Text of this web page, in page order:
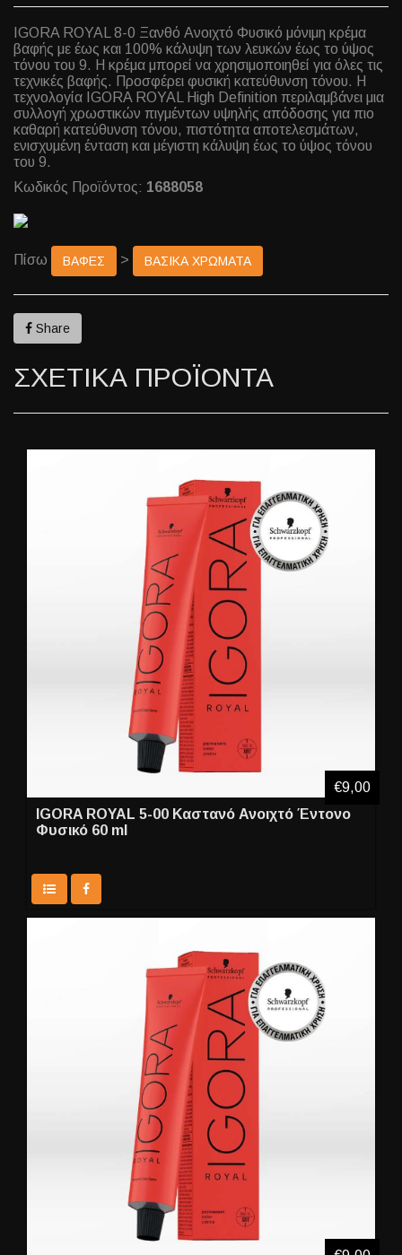
IGORA ROYAL 8-0 Ξανθό Ανοιχτό Φυσικό μόνιμη κρέμα
βαφής με έως και 100% κάλυψη των λευκών έως το ύψος
τόνου του 9. Η κρέμα μπορεί να χρησιμοποιηθεί για όλες τις
τεχνικές βαφής. Προσφέρει φυσική κατεύθυνση τόνου. Η
τεχνολογία IGORA ROYAL High Definition περιλαμβάνει μια
συλλογή χρωστικών πιγμέντων υψηλής απόδοσης για πιο
καθαρή κατεύθυνση τόνου, πιστότητα αποτελεσμάτων,
ενισχυμένη ένταση και μέγιστη κάλυψη έως το ύψος τόνου
του 9.
Κωδικός Προϊόντος: 1688058
Πίσω ΒΑΦΕΣ > ΒΑΣΙΚΑ ΧΡΩΜΑΤΑ
Share
ΣΧΕΤΙΚΑ ΠΡΟΪΟΝΤΑ
IGORA ROYAL 5-00 Καστανό Ανοιχτό Έντονο
Φυσικό 60 ml
€9,00